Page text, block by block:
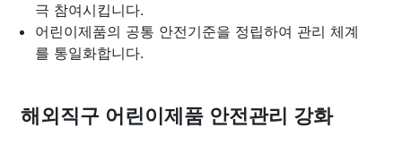
극 참여시킵니다.
어린이제품의 공통 안전기준을 정립하여 관리 체계
를 통일화합니다.
해외직구 어린이제품 안전관리 강화